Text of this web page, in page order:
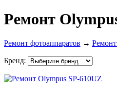
Ремонт
Ремонт фотоаппаратов →
Бренд: